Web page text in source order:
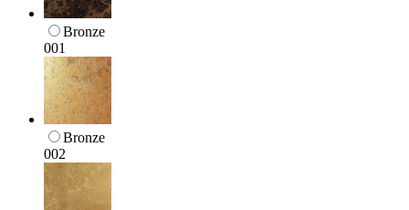
Bronze
001
Bronze
002